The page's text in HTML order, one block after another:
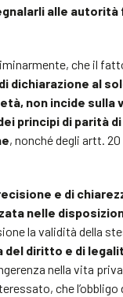
alle autorità
che il
dichiarazione al
non incide sulla
principi di parità
, nonché degli artt. 20
e di
nelle
la validità della
del diritto e di
nella vita
che